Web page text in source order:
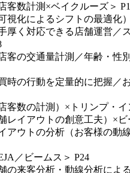
客数計測×ベイクルーズ＞
化によるシフトの最適化
く対応できる店舗運営／
の交通量計測／年齢・性
の行動を定量的に把握／
数の計測）×トリンプ・イ
イアウトの創意工夫）×ビ
ウトの分析（お客様の動
／ビームス＞ P24
来客分析・動線分析によ